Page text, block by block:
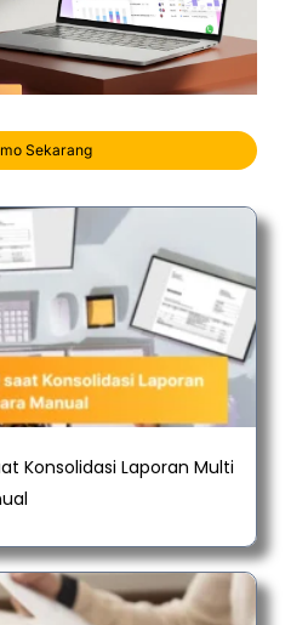
Sekarang
Konsolidasi Laporan Multi